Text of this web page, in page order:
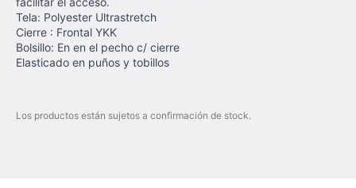
Tela: Polyester Ultrastretch
Cierre : Frontal YKK
Bolsillo: En en el pecho c/ cierre
Elasticado en puños y tobillos
Los productos están sujetos a confirmación de stock.